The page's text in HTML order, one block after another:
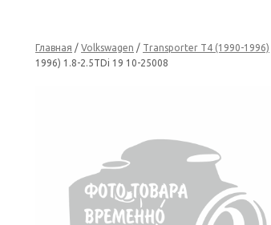
Главная /Volkswagen / Transporter T4 (1990-1996)
1996) 1.8-2.5TDi 19 10-25008